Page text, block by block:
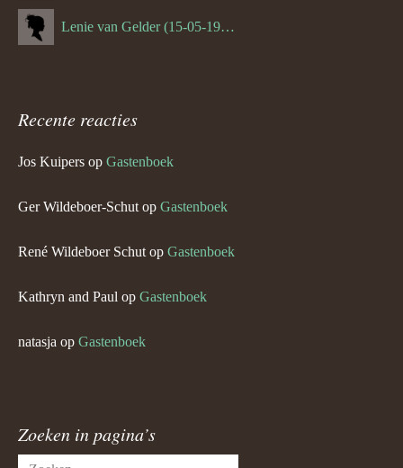
Lenie van Gelder (15-05-1970)
Recente reacties
Jos Kuipers op Gastenboek
Ger Wildeboer-Schut op Gastenboek
René Wildeboer Schut op Gastenboek
Kathryn and Paul op Gastenboek
natasja op Gastenboek
Zoeken in pagina’s
Zoeken